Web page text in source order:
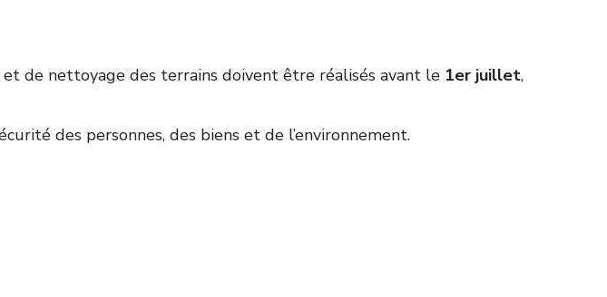
de nettoyage des terrains doivent être réalisés avant le 1er juillet,
des personnes, des biens et de l’environnement.